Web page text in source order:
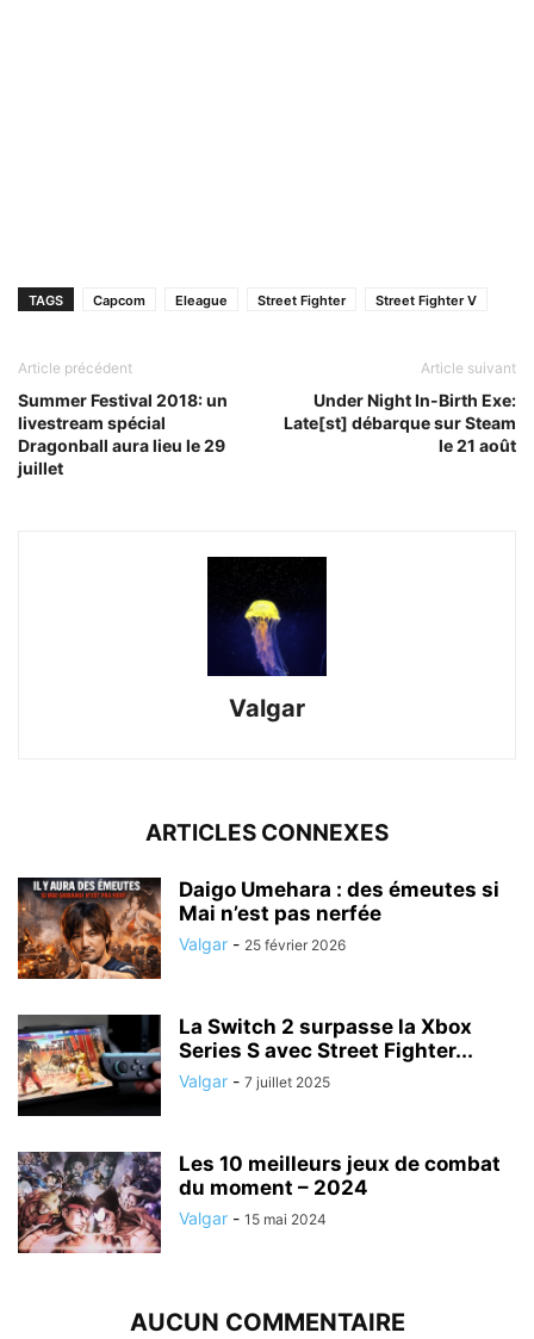
TAGS Capcom Eleague Street Fighter Street Fighter V
Article précédent
Summer Festival 2018: un
livestream spécial
Dragonball aura lieu le 29
juillet
Article suivant
Under Night In-Birth Exe:
Late[st] débarque sur Steam
le 21 août
Valgar
ARTICLES CONNEXES
Daigo Umehara : des émeutes si
Mai n’est pas nerfée
Valgar - 25 février 2026
La Switch 2 surpasse la Xbox
Series S avec Street Fighter...
Valgar - 7 juillet 2025
Les 10 meilleurs jeux de combat
du moment – 2024
Valgar - 15 mai 2024
AUCUN COMMENTAIRE